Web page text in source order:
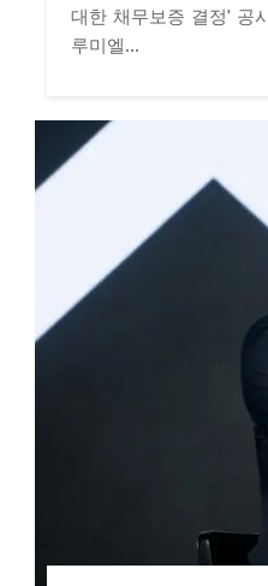
대한 채무보증 결정' 공
루미엘...